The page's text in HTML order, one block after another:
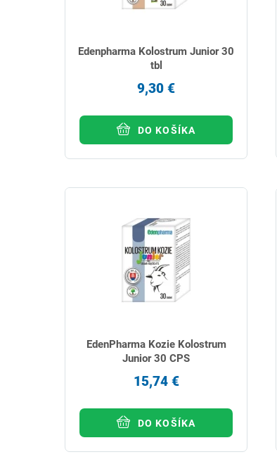
Edenpharma Kolostrum Junior 30
tbl
9,30 €
DO KOŠÍKA
EdenPharma Kozie Kolostrum
Junior 30 CPS
15,74 €
DO KOŠÍKA